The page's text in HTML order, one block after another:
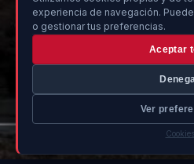
experiencia de navegación.
o gestionar tus preferencias.
Aceptar
Ver
Cookies